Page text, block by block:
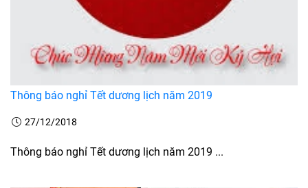
Thông báo nghỉ Tết dương lịch năm 2019
27/12/2018
Thông báo nghỉ Tết dương lịch năm 2019 ...